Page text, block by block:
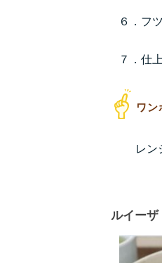
６．フ
７．仕
レン
ルイーザ